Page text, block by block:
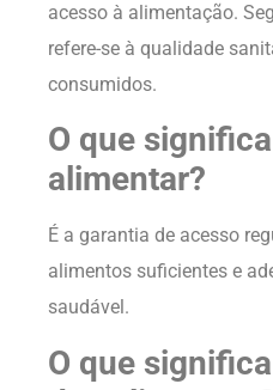
acesso à alimentação.
refere-se à qualidade
consumidos.
O que
alimentar?
É a garantia de acesso
alimentos suficientes e
saudável.
O que